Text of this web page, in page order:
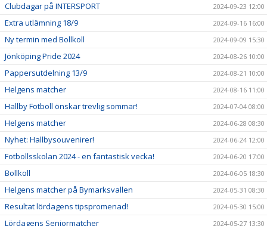
Clubdagar på INTERSPORT 2024-09-23 12:00
Extra utlämning 18/9 2024-09-16 16:00
Ny termin med Bollkoll 2024-09-09 15:30
Jönköping Pride 2024 2024-08-26 10:00
Pappersutdelning 13/9 2024-08-21 10:00
Helgens matcher 2024-08-16 11:00
Hallby Fotboll önskar trevlig sommar! 2024-07-04 08:00
Helgens matcher 2024-06-28 08:30
Nyhet: Hallbysouvenirer! 2024-06-24 12:00
Fotbollsskolan 2024 - en fantastisk vecka! 2024-06-20 17:00
Bollkoll 2024-06-05 18:30
Helgens matcher på Bymarksvallen 2024-05-31 08:30
Resultat lördagens tipspromenad! 2024-05-30 15:00
Lördagens Seniormatcher 2024-05-27 13:30